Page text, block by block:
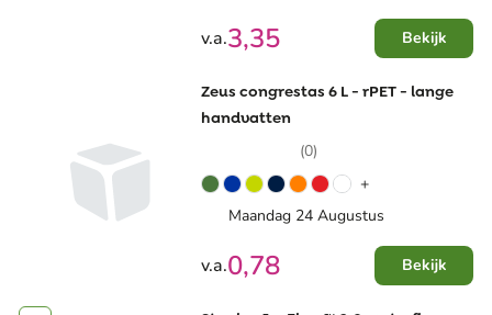
v.a.3,35 Bekijk
Zeus congrestas 6 L - rPET - lange
handvatten
(0)
+
Maandag 24 Augustus
v.a.0,78 Bekijk